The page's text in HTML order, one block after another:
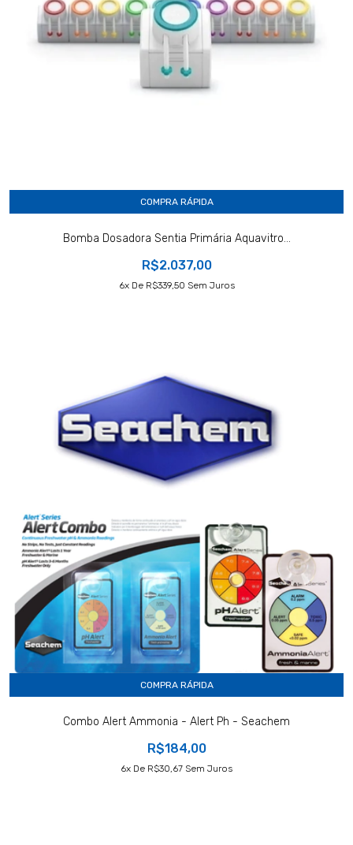
COMPRA RÁPIDA
Bomba Dosadora Sentia Primária Aquavitro...
R$2.037,00
6X De R$339,50 Sem Juros
COMPRA RÁPIDA
Combo Alert Ammonia - Alert Ph - Seachem
R$184,00
6X De R$30,67 Sem Juros